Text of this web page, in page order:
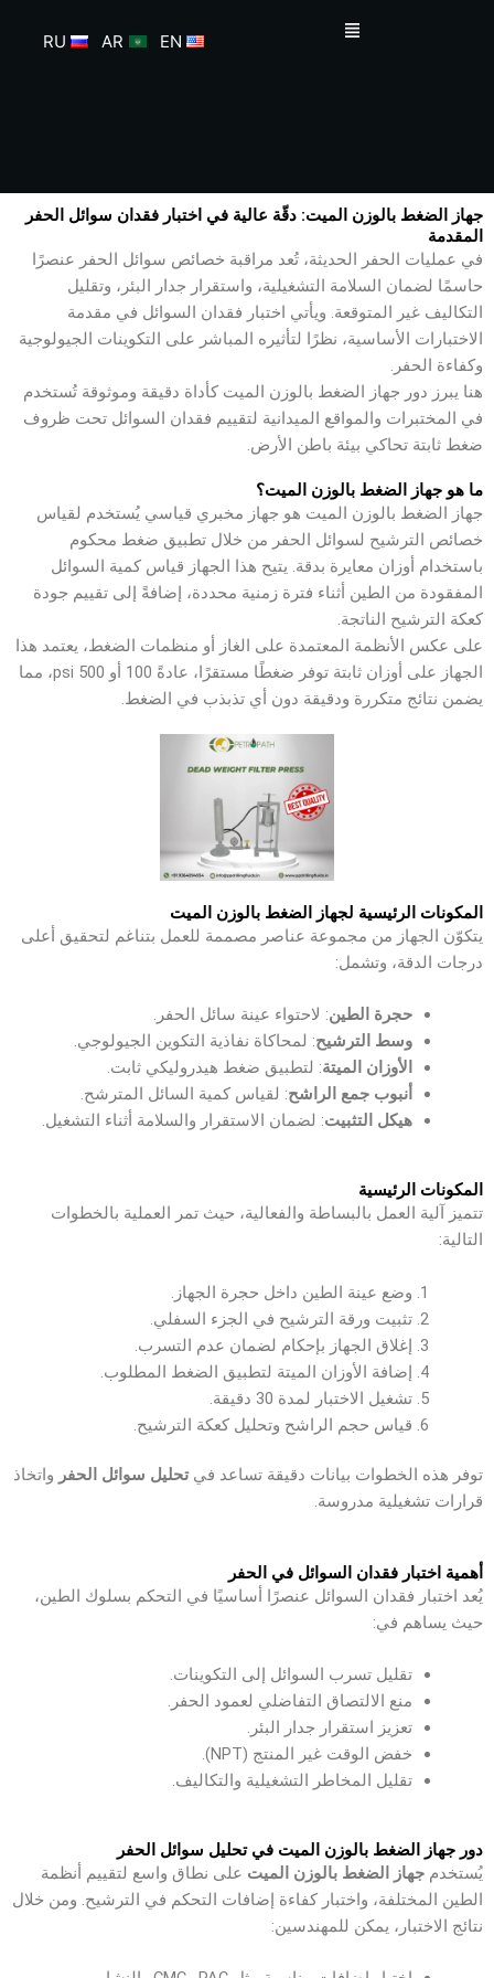
القائمة
EN
AR
RU
جهاز الضغط بالوزن الميت: دقّة عالية في اختبار فقدان سوائل الحفر
المقدمة
في عمليات الحفر الحديثة، تُعد مراقبة خصائص سوائل الحفر عنصرًا
حاسمًا لضمان السلامة التشغيلية، واستقرار جدار البئر، وتقليل
التكاليف غير المتوقعة. ويأتي اختبار فقدان السوائل في مقدمة
الاختبارات الأساسية، نظرًا لتأثيره المباشر على التكوينات الجيولوجية
وكفاءة الحفر.
هنا يبرز دور جهاز الضغط بالوزن الميت كأداة دقيقة وموثوقة تُستخدم
في المختبرات والمواقع الميدانية لتقييم فقدان السوائل تحت ظروف
ضغط ثابتة تحاكي بيئة باطن الأرض.
ما هو جهاز الضغط بالوزن الميت؟
جهاز الضغط بالوزن الميت هو جهاز مخبري قياسي يُستخدم لقياس
خصائص الترشيح لسوائل الحفر من خلال تطبيق ضغط محكوم
باستخدام أوزان معايرة بدقة. يتيح هذا الجهاز قياس كمية السوائل
المفقودة من الطين أثناء فترة زمنية محددة، إضافةً إلى تقييم جودة
كعكة الترشيح الناتجة.
على عكس الأنظمة المعتمدة على الغاز أو منظمات الضغط، يعتمد هذا
الجهاز على أوزان ثابتة توفر ضغطًا مستقرًا، عادةً 100 أو 500 psi، مما
يضمن نتائج متكررة ودقيقة دون أي تذبذب في الضغط.
المكونات الرئيسية لجهاز الضغط بالوزن الميت
يتكوّن الجهاز من مجموعة عناصر مصممة للعمل بتناغم لتحقيق أعلى
درجات الدقة، وتشمل:
حجرة الطين: لاحتواء عينة سائل الحفر.
وسط الترشيح: لمحاكاة نفاذية التكوين الجيولوجي.
الأوزان الميتة: لتطبيق ضغط هيدروليكي ثابت.
أنبوب جمع الراشح: لقياس كمية السائل المترشح.
هيكل التثبيت: لضمان الاستقرار والسلامة أثناء التشغيل.
المكونات الرئيسية
تتميز آلية العمل بالبساطة والفعالية، حيث تمر العملية بالخطوات
التالية:
وضع عينة الطين داخل حجرة الجهاز.
تثبيت ورقة الترشيح في الجزء السفلي.
إغلاق الجهاز بإحكام لضمان عدم التسرب.
إضافة الأوزان الميتة لتطبيق الضغط المطلوب.
تشغيل الاختبار لمدة 30 دقيقة.
قياس حجم الراشح وتحليل كعكة الترشيح.
توفر هذه الخطوات بيانات دقيقة تساعد فيتحليل سوائل الحفر واتخاذ
قرارات تشغيلية مدروسة.
أهمية اختبار فقدان السوائل في الحفر
يُعد اختبار فقدان السوائل عنصرًا أساسيًا في التحكم بسلوك الطين،
حيث يساهم في:
تقليل تسرب السوائل إلى التكوينات.
منع الالتصاق التفاضلي لعمود الحفر.
تعزيز استقرار جدار البئر.
خفض الوقت غير المنتج (NPT).
تقليل المخاطر التشغيلية والتكاليف.
دور جهاز الضغط بالوزن الميت في تحليل سوائل الحفر
يُستخدم جهاز الضغط بالوزن الميت على نطاق واسع لتقييم أنظمة
الطين المختلفة، واختبار كفاءة إضافات التحكم في الترشيح. ومن خلال
نتائج الاختبار، يمكن للمهندسين: